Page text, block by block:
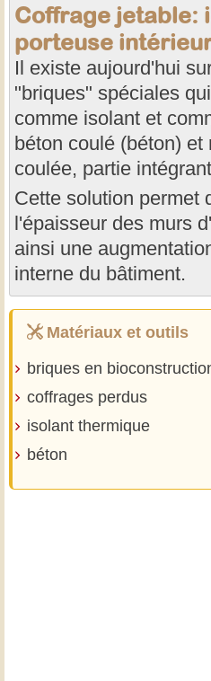
Coffrage jetable:
porteuse
Il existe aujourd'hui
"briques" spéciales
comme isolant et
béton coulé (béton) et
coulée, partie
Cette solution permet
l'épaisseur des murs
ainsi une
interne du bâtiment.
Matériaux et outils
briques en
coffrages perdus
isolant thermique
béton